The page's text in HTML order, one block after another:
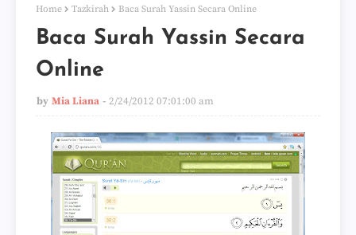
Home Tazkirah Baca Surah Yassin Secara Online
Baca Surah Yassin Secara
Online
by Mia Liana 2/24/2012 07:01:00 am